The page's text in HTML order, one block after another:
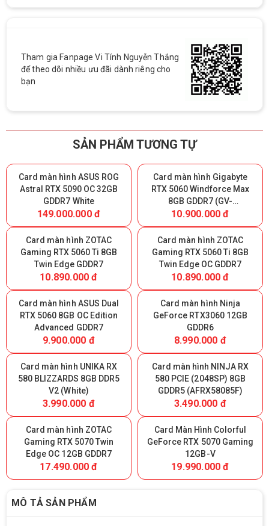
Tham gia Fanpage Vi Tính Nguyễn Thắng
để theo dõi nhiều ưu đãi dành riêng cho
bạn
SẢN PHẨM TƯƠNG TỰ
Card màn hình ASUS ROG
Astral RTX 5090 OC 32GB
GDDR7 White
149.000.000 đ
Card màn hình Gigabyte
RTX 5060 Windforce Max
8GB GDDR7 (GV-
N5060WF2MAX-OC 8GD)
10.900.000 đ
Card màn hình ZOTAC
Gaming RTX 5060 Ti 8GB
Twin Edge GDDR7
10.890.000 đ
Card màn hình ZOTAC
Gaming RTX 5060 Ti 8GB
Twin Edge OC GDDR7
10.890.000 đ
Card màn hình ASUS Dual
RTX 5060 8GB OC Edition
Advanced GDDR7
9.900.000 đ
Card màn hình Ninja
GeForce RTX3060 12GB
GDDR6
8.990.000 đ
Card màn hình UNIKA RX
580 BLIZZARDS 8GB DDR5
V2 (White)
3.990.000 đ
Card màn hình NINJA RX
580 PCIE (2048SP) 8GB
GDDR5 (AFRX58085F)
3.490.000 đ
Card màn hình ZOTAC
Gaming RTX 5070 Twin
Edge OC 12GB GDDR7
17.490.000 đ
Card Màn Hình Colorful
GeForce RTX 5070 Gaming
12GB-V
19.990.000 đ
MÔ TẢ SẢN PHẨM